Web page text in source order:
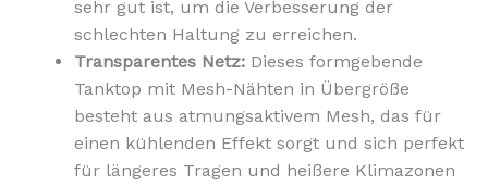
sehr gut ist, um die Verbesserung der
schlechten Haltung zu erreichen.
Transparentes Netz: Dieses formgebende
Tanktop mit Mesh-Nähten in Übergröße
besteht aus atmungsaktivem Mesh, das für
einen kühlenden Effekt sorgt und sich perfekt
für längeres Tragen und heißere Klimazonen